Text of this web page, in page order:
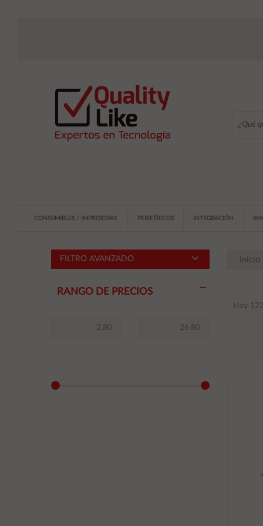
CONSUMIBLES / IMPRESORAS PERIFÉRICOS INTEGRACIÓN
FILTRO AVANZADO
RANGO DE PRECIOS
Inicio
Hay